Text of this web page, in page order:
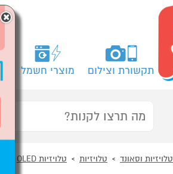
תקשורת וצילום מוצרי חשמל
טלויזיות וסאונד טלויזיות טלויזיות OLED
×